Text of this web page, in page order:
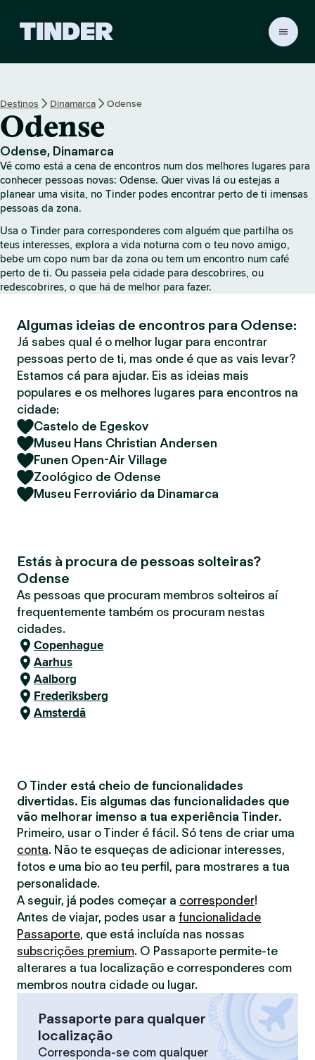
a
c
a
o
T
i
n
r
Destinos Dinamarca Odense
Odense
Odense, Dinamarca
Vê como está a cena de encontros num dos melhores lugares para
conhecer pessoas novas: Odense. Quer vivas lá ou estejas a
planear uma visita, no Tinder podes encontrar perto de ti imensas
pessoas da zona.
Usa o Tinder para corresponderes com alguém que partilha os
teus interesses, explora a vida noturna com o teu novo amigo,
bebe um copo num bar da zona ou tem um encontro num café
perto de ti. Ou passeia pela cidade para descobrires, ou
redescobrires, o que há de melhor para fazer.
Algumas ideias de encontros para Odense:
Já sabes qual é o melhor lugar para encontrar
pessoas perto de ti, mas onde é que as vais levar?
Estamos cá para ajudar. Eis as ideias mais
populares e os melhores lugares para encontros na
cidade:
Castelo de Egeskov
Museu Hans Christian Andersen
Funen Open-Air Village
Zoológico de Odense
Museu Ferroviário da Dinamarca
Estás à procura de pessoas solteiras?
Odense
As pessoas que procuram membros solteiros aí
frequentemente também os procuram nestas
cidades.
Copenhague
Aarhus
Aalborg
Frederiksberg
Amsterdã
O Tinder está cheio de funcionalidades
divertidas. Eis algumas das funcionalidades que
vão melhorar imenso a tua experiência Tinder.
Primeiro, usar o Tinder é fácil. Só tens de criar uma
conta. Não te esqueças de adicionar interesses,
fotos e uma bio ao teu perfil, para mostrares a tua
personalidade.
A seguir, já podes começar a corresponder!
Antes de viajar, podes usar a funcionalidade
Passaporte, que está incluída nas nossas
subscrições premium. O Passaporte permite-te
alterares a tua localização e corresponderes com
membros noutra cidade ou lugar.
Passaporte para qualquer
localização
Corresponda-se com qualquer